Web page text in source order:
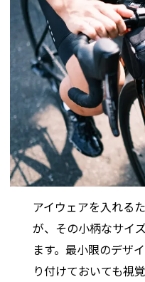
アイウェアを入れる
が、その小柄なサイ
ます。最小限のデザ
り付けておいても視